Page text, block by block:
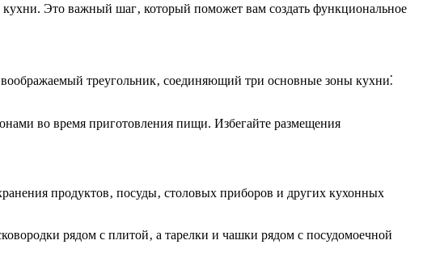
Это важный шаг‚ который поможет вам создать функциональное
треугольник‚ соединяющий три основные зоны кухни⁚
во время приготовления пищи. Избегайте размещения
продуктов‚ посуды‚ столовых приборов и других кухонных
рядом с плитой‚ а тарелки и чашки рядом с посудомоечной